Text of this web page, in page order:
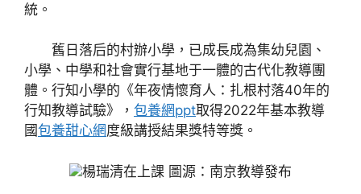
統。
舊日落后的村辦小學，已成長成為集幼兒園、
小學、中學和社會實行基地于一體的古代化教導團
體。行知小學的《年夜情懷育人：扎根村落40年的
行知教導試驗》， 包養網ppt取得2022年基本教導
國包養甜心網度級講授結果獎特等獎。
楊瑞清在上課 圖源：南京教導發布